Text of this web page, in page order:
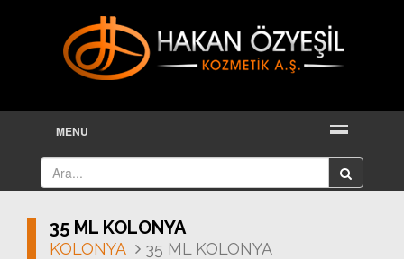
MENU
35 ML KOLONYA
KOLONYA 35 ML KOLONYA